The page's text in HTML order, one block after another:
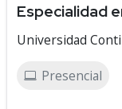
Especialidad
Universidad
Presencial